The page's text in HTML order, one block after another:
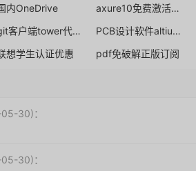
内OneDrive
axure10免费激活分享
git客户端tower代码管理工具education教育授权免费申请
PCB设计软件altium designer学生版教育认证免费申请
想学生认证优惠 pdf免破解正版订阅
30)：
30)：